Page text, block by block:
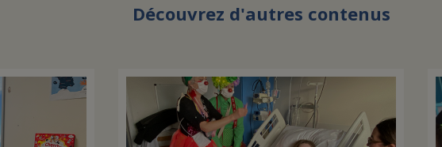
Découvrez d'autres contenus